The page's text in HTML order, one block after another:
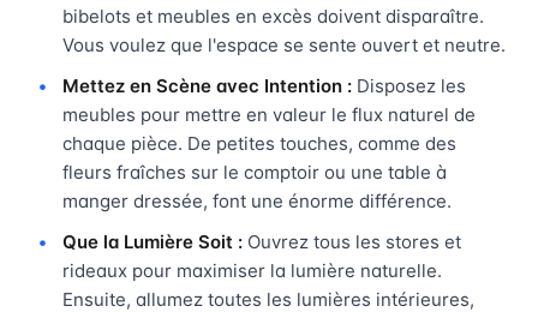
bibelots et meubles en excès doivent disparaître.
Vous voulez que l'espace se sente ouvert et neutre.
Mettez en Scène avec Intention : Disposez les
meubles pour mettre en valeur le flux naturel de
chaque pièce. De petites touches, comme des
fleurs fraîches sur le comptoir ou une table à
manger dressée, font une énorme différence.
Que la Lumière Soit : Ouvrez tous les stores et
rideaux pour maximiser la lumière naturelle.
Ensuite, allumez toutes les lumières intérieures,